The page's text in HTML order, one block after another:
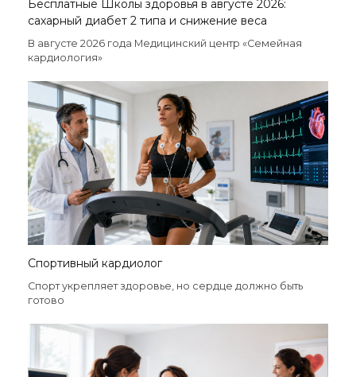
Бесплатные Школы здоровья в августе 2026:
сахарный диабет 2 типа и снижение веса
В августе 2026 года Медицинский центр «Семейная
кардиология»
Спортивный кардиолог
Спорт укрепляет здоровье, но сердце должно быть
готово